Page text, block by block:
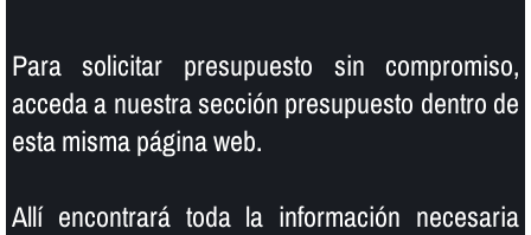
Para solicitar presupuesto sin compromiso,
acceda a nuestra sección presupuesto dentro de
esta misma página web.
Allí­ encontrará toda la información necesaria